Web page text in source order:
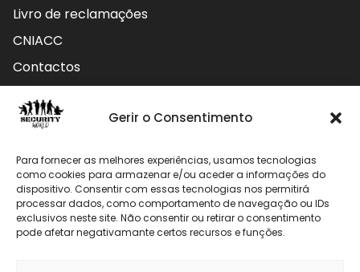
Gerir o Consentimento
Para fornecer as melhores experiências, usamos tecnologias
como cookies para armazenar e/ou aceder a informações do
dispositivo. Consentir com essas tecnologias nos permitirá
processar dados, como comportamento de navegação ou IDs
exclusivos neste site. Não consentir ou retirar o consentimento
pode afetar negativamante certos recursos e funções.
Livro de reclamações
CNIACC
Contactos
Contactos
912 009 740 (Chamada para rede móvel nacional)
geral@securityworld.pt